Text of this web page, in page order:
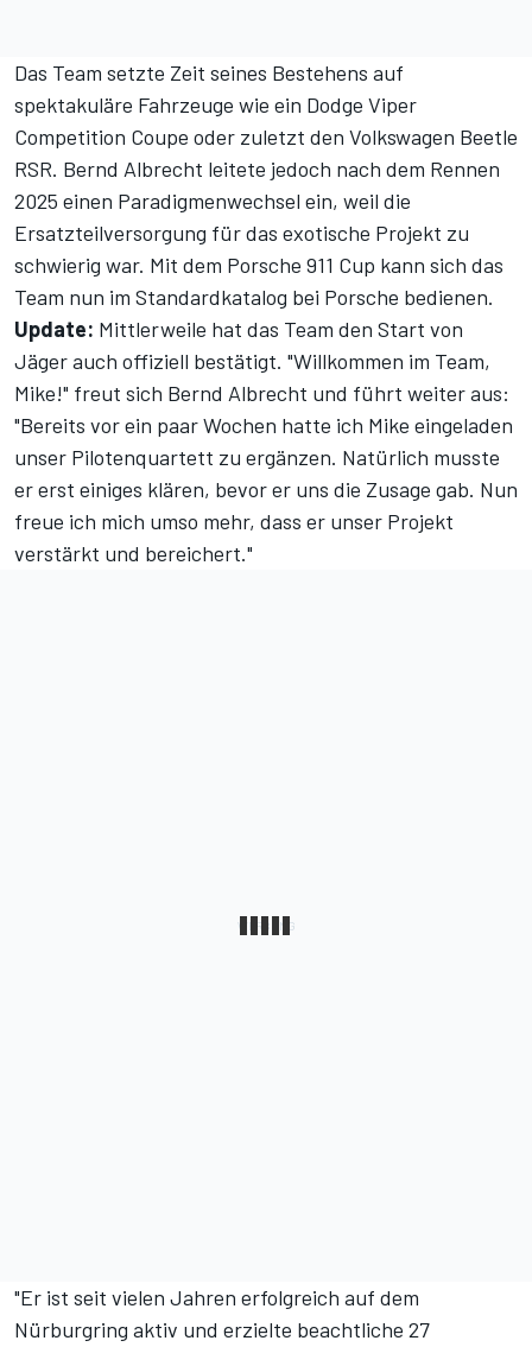
Das Team setzte Zeit seines Bestehens auf
spektakuläre Fahrzeuge wie ein Dodge Viper
Competition Coupe oder zuletzt den Volkswagen Beetle
RSR. Bernd Albrecht leitete jedoch nach dem Rennen
2025 einen Paradigmenwechsel ein, weil die
Ersatzteilversorgung für das exotische Projekt zu
schwierig war. Mit dem Porsche 911 Cup kann sich das
Team nun im Standardkatalog bei Porsche bedienen.
Update: Mittlerweile hat das Team den Start von
Jäger auch offiziell bestätigt. "Willkommen im Team,
Mike!" freut sich Bernd Albrecht und führt weiter aus:
"Bereits vor ein paar Wochen hatte ich Mike eingeladen
unser Pilotenquartett zu ergänzen. Natürlich musste
er erst einiges klären, bevor er uns die Zusage gab. Nun
freue ich mich umso mehr, dass er unser Projekt
verstärkt und bereichert."
"Er ist seit vielen Jahren erfolgreich auf dem
Nürburgring aktiv und erzielte beachtliche 27